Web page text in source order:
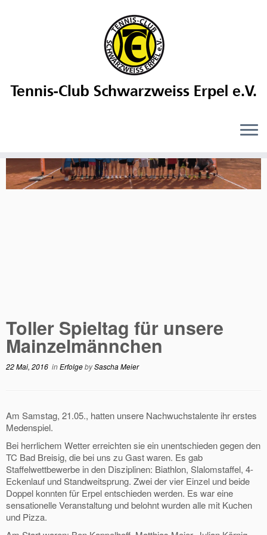
Toller Spieltag für unsere
Mainzelmännchen
22 Mai, 2016 inErfolgebySascha Meier
Am Samstag, 21.05., hatten unsere Nachwuchstalente ihr erstes
Medenspiel.
Bei herrlichem Wetter erreichten sie ein unentschieden gegen den
TC Bad Breisig, die bei uns zu Gast waren. Es gab
Staffelwettbewerbe in den Disziplinen: Biathlon, Slalomstaffel, 4-
Eckenlauf und Standweitsprung. Zwei der vier Einzel und beide
Doppel konnten für Erpel entschieden werden. Es war eine
sensationelle Veranstaltung und belohnt wurden alle mit Kuchen
und Pizza.